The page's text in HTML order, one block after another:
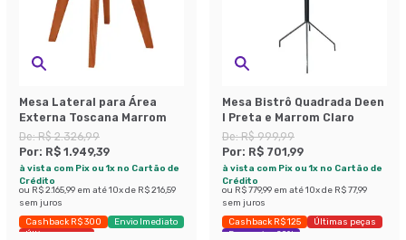
Mesa Lateral para Área
Externa Toscana Marrom
De:R$ 2.326,99
Por: R$ 1.949,39
à vista com Pix ou 1x no Cartão de
Crédito
ou R$ 2.165,99 em até10x de R$ 216,59
sem juros
Cashback R$ 300
Envio Imediato
Últimas peças
Mesa Bistrô Quadrada Deen
l Preta e Marrom Claro
De:R$ 999,99
Por: R$ 701,99
à vista com Pix ou 1x no Cartão de
Crédito
ou R$ 779,99 em até10x de R$ 77,99
sem juros
Cashback R$ 125
Últimas peças
Economize 29%